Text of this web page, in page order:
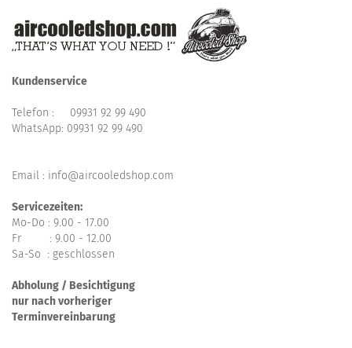
Kundenservice
Telefon : 09931 92 99 490
WhatsApp: 09931 92 99 490
Email : info@aircooledshop.com
Servicezeiten:
Mo-Do : 9.00 - 17.00
Fr : 9.00 - 12.00
Sa-So : geschlossen
Abholung / Besichtigung
nur nach vorheriger
Terminvereinbarung